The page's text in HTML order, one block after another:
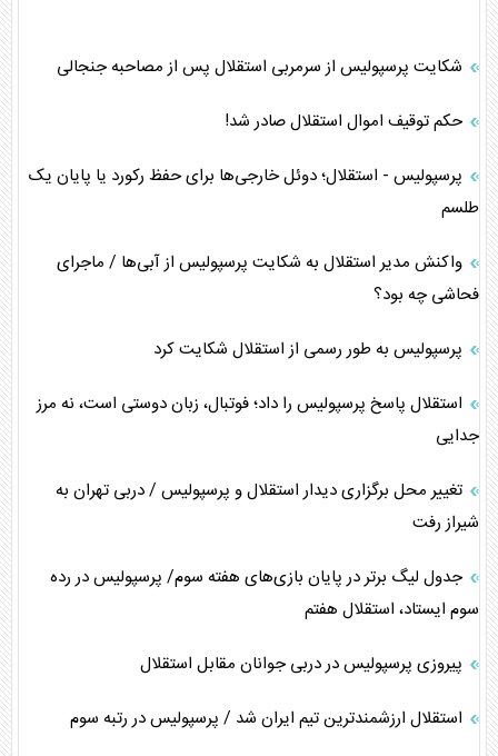
شکایت پرسپولیس از سرمربی استقلال پس از مصاحبه جنجالی
حکم توقیف اموال استقلال صادر شد!
پرسپولیس - استقلال؛ دوئل خارجی‌ها برای حفظ رکورد یا پایان یک
طلسم
واکنش مدیر استقلال به شکایت پرسپولیس از آبی‌ها / ماجرای
فحاشی چه بود؟
پرسپولیس به طور رسمی از استقلال شکایت کرد
استقلال پاسخ پرسپولیس را داد؛ فوتبال، زبان دوستی است، نه مرز
جدایی
تغییر محل برگزاری دیدار استقلال و پرسپولیس / دربی تهران به
شیراز رفت
جدول لیگ برتر در پایان بازی‌های هفته سوم/ پرسپولیس در رده
سوم ایستاد، استقلال هفتم
پیروزی پرسپولیس در دربی جوانان مقابل استقلال
استقلال ارزشمندترین تیم ایران شد / پرسپولیس در رتبه سوم